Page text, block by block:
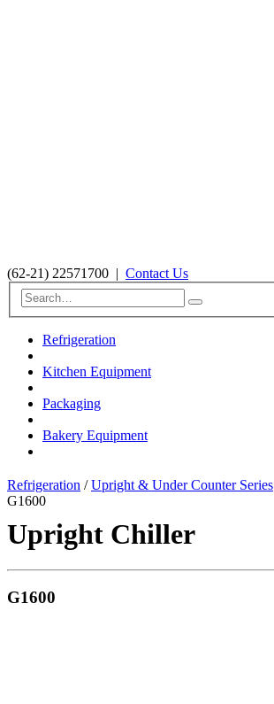
(62-21) 22571700 | Contact Us
Refrigeration
Kitchen Equipment
Packaging
Bakery Equipment
Refrigeration /Upright & Under Counter Series
G1600
Upright Chiller
G1600